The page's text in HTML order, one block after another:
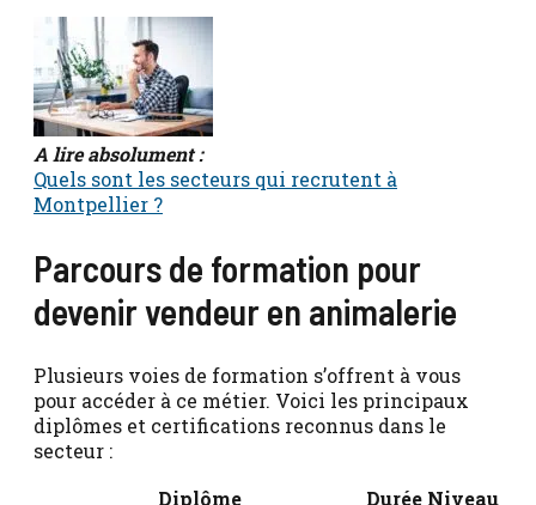
A lire absolument :
Quels sont les secteurs qui recrutent à
Montpellier ?
Parcours de formation pour
devenir vendeur en animalerie
Plusieurs voies de formation s’offrent à vous
pour accéder à ce métier. Voici les principaux
diplômes et certifications reconnus dans le
secteur :
Diplôme
Durée Niveau